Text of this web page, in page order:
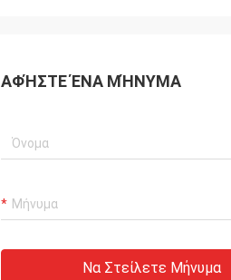
ΑΦΉΣΤΕ ΈΝΑ ΜΉΝΥΜΑ
Να Στείλετε Μήνυμα